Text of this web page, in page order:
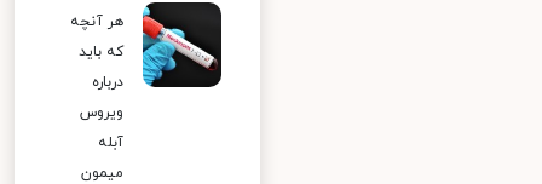
هر آنچه
که باید
درباره
ویروس
آبله
میمون